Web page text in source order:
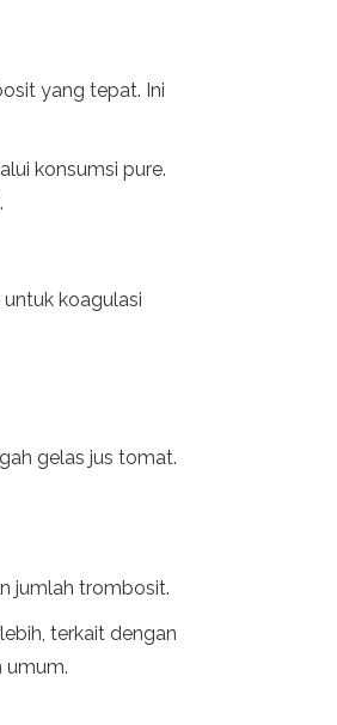
yang tepat. Ini
konsumsi pure.
koagulasi
gelas jus tomat.
jumlah trombosit.
terkait dengan
umum.